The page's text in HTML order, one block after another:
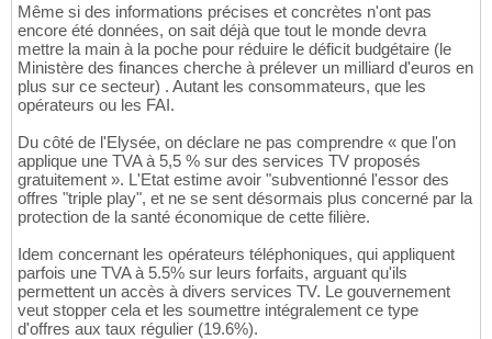
Même si des informations précises et concrètes n'ont pas
encore été données, on sait déjà que tout le monde devra
mettre la main à la poche pour réduire le déficit budgétaire (le
Ministère des finances cherche à prélever un milliard d'euros en
plus sur ce secteur) . Autant les consommateurs, que les
opérateurs ou les FAI.
Du côté de l'Elysée, on déclare ne pas comprendre « que l'on
applique une TVA à 5,5 % sur des services TV proposés
gratuitement ». L'Etat estime avoir "subventionné l'essor des
offres "triple play", et ne se sent désormais plus concerné par la
protection de la santé économique de cette filière.
Idem concernant les opérateurs téléphoniques, qui appliquent
parfois une TVA à 5.5% sur leurs forfaits, arguant qu'ils
permettent un accès à divers services TV. Le gouvernement
veut stopper cela et les soumettre intégralement ce type
d'offres aux taux régulier (19.6%).